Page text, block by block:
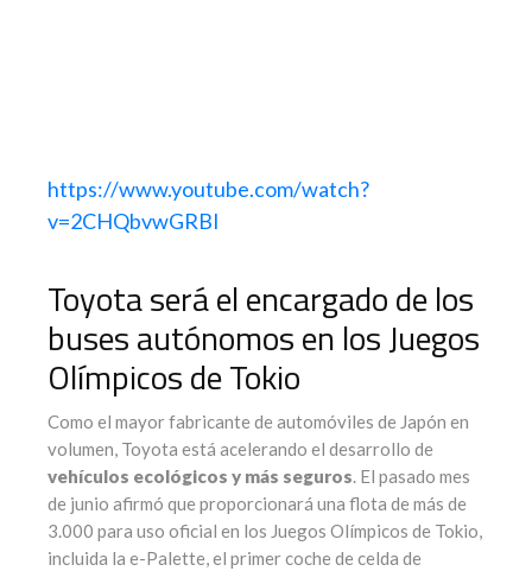
https://www.youtube.com/watch?
v=2CHQbvwGRBI
Toyota será el encargado de los
buses autónomos en los Juegos
Olímpicos de Tokio
Como el mayor fabricante de automóviles de Japón en
volumen, Toyota está acelerando el desarrollo de
vehículos ecológicos y más seguros. El pasado mes
de junio afirmó que proporcionará una flota de más de
3.000 para uso oficial en los Juegos Olímpicos de Tokio,
incluida la e-Palette, el primer coche de celda de